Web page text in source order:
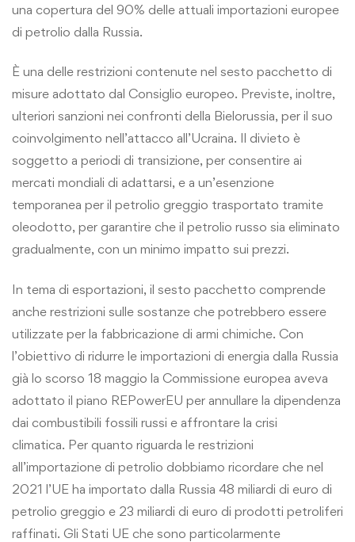
una copertura del 90% delle attuali importazioni europee
di petrolio dalla Russia.
È una delle restrizioni contenute nel sesto pacchetto di
misure adottato dal Consiglio europeo. Previste, inoltre,
ulteriori sanzioni nei confronti della Bielorussia, per il suo
coinvolgimento nell’attacco all’Ucraina. Il divieto è
soggetto a periodi di transizione, per consentire ai
mercati mondiali di adattarsi, e a un’esenzione
temporanea per il petrolio greggio trasportato tramite
oleodotto, per garantire che il petrolio russo sia eliminato
gradualmente, con un minimo impatto sui prezzi.
In tema di esportazioni, il sesto pacchetto comprende
anche restrizioni sulle sostanze che potrebbero essere
utilizzate per la fabbricazione di armi chimiche. Con
l’obiettivo di ridurre le importazioni di energia dalla Russia
già lo scorso 18 maggio la Commissione europea aveva
adottato il piano REPowerEU per annullare la dipendenza
dai combustibili fossili russi e affrontare la crisi
climatica. Per quanto riguarda le restrizioni
all’importazione di petrolio dobbiamo ricordare che nel
2021 l’UE ha importato dalla Russia 48 miliardi di euro di
petrolio greggio e 23 miliardi di euro di prodotti petroliferi
raffinati. Gli Stati UE che sono particolarmente